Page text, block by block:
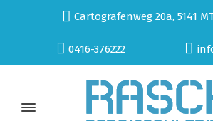
Cartografenweg 20a, 5141
0416-376222